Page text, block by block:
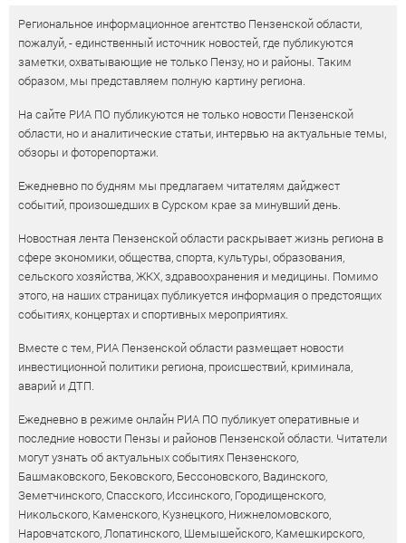
Региональное информационное агентство Пензенской области,
пожалуй, - единственный источник новостей, где публикуются
заметки, охватывающие не только Пензу, но и районы. Таким
образом, мы представляем полную картину региона.
На сайте РИА ПО публикуются не только новости Пензенской
области, но и аналитические статьи, интервью на актуальные темы,
обзоры и фоторепортажи.
Ежедневно по будням мы предлагаем читателям дайджест
событий, произошедших в Сурском крае за минувший день.
Новостная лента Пензенской области раскрывает жизнь региона в
сфере экономики, общества, спорта, культуры, образования,
сельского хозяйства, ЖКХ, здравоохранения и медицины. Помимо
этого, на наших страницах публикуется информация о предстоящих
событиях, концертах и спортивных мероприятиях.
Вместе с тем, РИА Пензенской области размещает новости
инвестиционной политики региона, происшествий, криминала,
аварий и ДТП.
Ежедневно в режиме онлайн РИА ПО публикует оперативные и
последние новости Пензы и районов Пензенской области. Читатели
могут узнать об актуальных событиях Пензенского,
Башмаковского, Бековского, Бессоновского, Вадинского,
Земетчинского, Спасского, Иссинского, Городищенского,
Никольского, Каменского, Кузнецкого, Нижнеломовского,
Наровчатского, Лопатинского, Шемышейского, Камешкирского,